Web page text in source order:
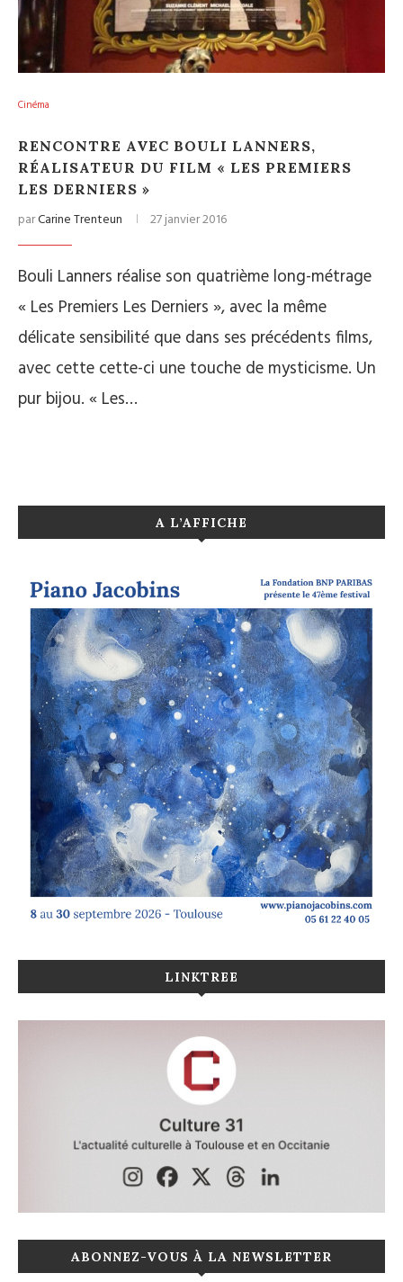
Cinéma
RENCONTRE AVEC BOULI LANNERS,
RÉALISATEUR DU FILM « LES PREMIERS
LES DERNIERS »
parCarine Trenteun 27 janvier 2016
Bouli Lanners réalise son quatrième long-métrage
« Les Premiers Les Derniers », avec la même
délicate sensibilité que dans ses précédents films,
avec cette cette-ci une touche de mysticisme. Un
pur bijou. « Les…
A L’AFFICHE
LINKTREE
ABONNEZ-VOUS À LA NEWSLETTER